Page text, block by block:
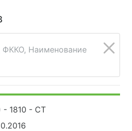
ФККО, Наименование
- 1810 - СТ